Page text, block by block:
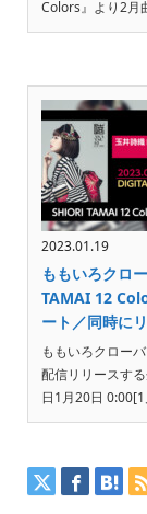
Colors』より2月
2023.01.19
ももいろクロ
TAMAI 12
ート／同時に
ももいろクロー
配信リリースす
日1月20日